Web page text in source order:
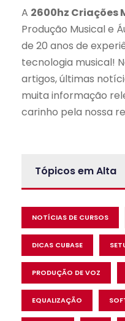
A 2600hz Criações
Produção Musical e
de 20 anos de
tecnologia musical!
artigos, últimas
muita informação
carinho pela nossa
Tópicos em Alta
NOTÍCIAS DE CURSOS
DICAS CUBASE
PRODUÇÃO DE VOZ
EQUALIZAÇÃO